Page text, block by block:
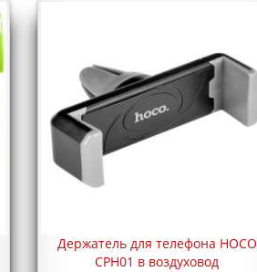
Держатель для телефона HOCO
CPH01 в воздуховод